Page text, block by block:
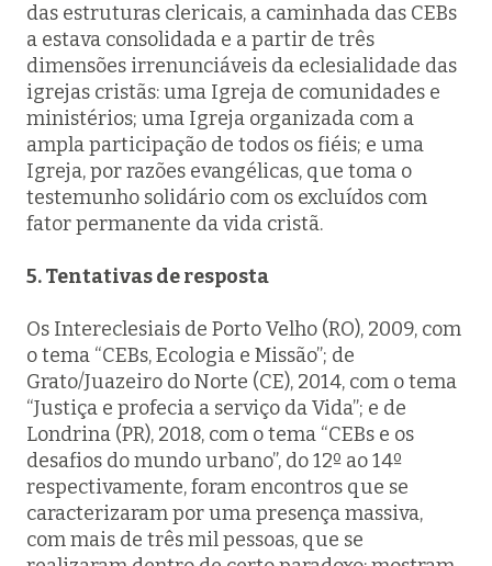
das estruturas clericais, a caminhada das CEBs
a estava consolidada e a partir de três
dimensões irrenunciáveis da eclesialidade das
igrejas cristãs: uma Igreja de comunidades e
ministérios; uma Igreja organizada com a
ampla participação de todos os fiéis; e uma
Igreja, por razões evangélicas, que toma o
testemunho solidário com os excluídos com
fator permanente da vida cristã.
5. Tentativas de resposta
Os Intereclesiais de Porto Velho (RO), 2009, com
o tema “CEBs, Ecologia e Missão”; de
Grato/Juazeiro do Norte (CE), 2014, com o tema
“Justiça e profecia a serviço da Vida”; e de
Londrina (PR), 2018, com o tema “CEBs e os
desafios do mundo urbano”, do 12º ao 14º
respectivamente, foram encontros que se
caracterizaram por uma presença massiva,
com mais de três mil pessoas, que se